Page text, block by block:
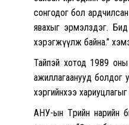
сонгодог бол ардчилсан
явахыг эрмэлздэг. Бид
хэрэгжүүлж байна.”
Тайпэй хотод 1989
ажиллагаанууд болдог
хэргийнхээ
АНУ-ын Төрийн нарийн